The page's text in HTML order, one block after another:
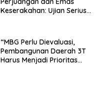
Keserakahan: Ujian Serius
“MBG Perlu Dievaluasi,
Pembangunan Daerah 3T
Harus Menjadi Prioritas